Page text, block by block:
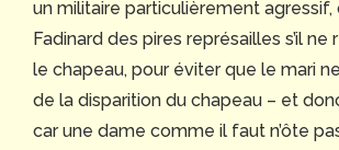
un militaire particulièrement agressif,
Fadinard des pires représailles s’il
le chapeau, pour éviter que le mari
de la disparition du chapeau – et
car une dame comme il faut n’ôte